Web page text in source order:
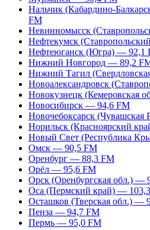
Нальчик (Кабардино-
FM
Невинномысск
Нефтекумск
Нефтеюганск (Югра) — 92,1
Нижний Новгород — 89,2
Нижний Тагил
Новоалександровск
Новокузнецк (Кемеровская
Новосибирск — 94,6 FM
Новочебоксарск
Норильск (Красноярский
Новый Свет (Республика
Омск — 90,5 FM
Оренбург — 88,3 FM
Орёл — 95,6 FM
Орск (Оренбургская обл.) —
Оса (Пермский край) —
Осташков (Тверская обл.) —
Пенза — 94,7 FM
Пермь — 95,0 FM